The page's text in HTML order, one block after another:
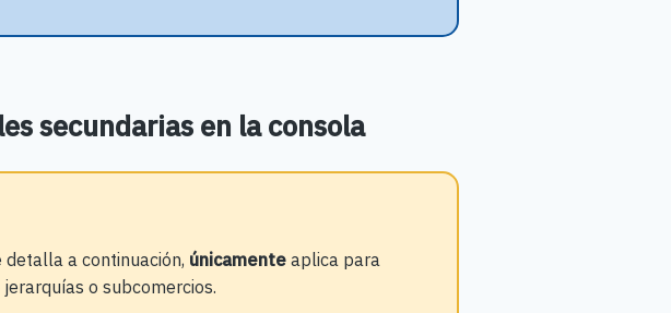
secundarias en la consola
detalla a continuación, únicamenteaplica para
o subcomercios.